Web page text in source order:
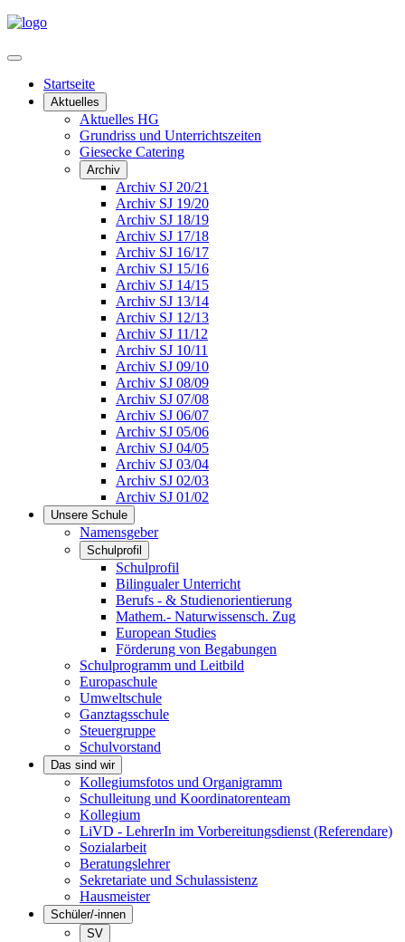
Startseite
Aktuelles
Aktuelles HG
Grundriss und Unterrichtszeiten
Giesecke Catering
Archiv
Archiv SJ 20/21
Archiv SJ 19/20
Archiv SJ 18/19
Archiv SJ 17/18
Archiv SJ 16/17
Archiv SJ 15/16
Archiv SJ 14/15
Archiv SJ 13/14
Archiv SJ 12/13
Archiv SJ 11/12
Archiv SJ 10/11
Archiv SJ 09/10
Archiv SJ 08/09
Archiv SJ 07/08
Archiv SJ 06/07
Archiv SJ 05/06
Archiv SJ 04/05
Archiv SJ 03/04
Archiv SJ 02/03
Archiv SJ 01/02
Unsere Schule
Namensgeber
Schulprofil
Schulprofil
Bilingualer Unterricht
Berufs - & Studienorientierung
Mathem.- Naturwissensch. Zug
European Studies
Förderung von Begabungen
Schulprogramm und Leitbild
Europaschule
Umweltschule
Ganztagsschule
Steuergruppe
Schulvorstand
Das sind wir
Kollegiumsfotos und Organigramm
Schulleitung und Koordinatorenteam
Kollegium
LiVD - LehrerIn im Vorbereitungsdienst (Referendare)
Sozialarbeit
Beratungslehrer
Sekretariate und Schulassistenz
Hausmeister
Schüler/-innen
SV